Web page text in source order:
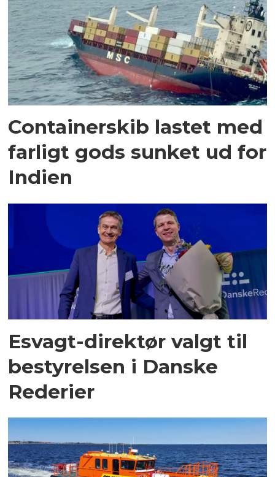
Containerskib lastet med
farligt gods sunket ud for
Indien
Esvagt-direktør valgt til
bestyrelsen i Danske
Rederier